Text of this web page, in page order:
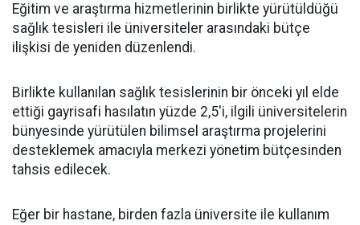
​Eğitim ve araştırma hizmetlerinin birlikte yürütüldüğü
sağlık tesisleri ile üniversiteler arasındaki bütçe
ilişkisi de yeniden düzenlendi.
​Birlikte kullanılan sağlık tesislerinin bir önceki yıl elde
ettiği gayrisafi hasılatın yüzde 2,5'i, ilgili üniversitelerin
bünyesinde yürütülen bilimsel araştırma projelerini
desteklemek amacıyla merkezi yönetim bütçesinden
tahsis edilecek.
​Eğer bir hastane, birden fazla üniversite ile kullanım